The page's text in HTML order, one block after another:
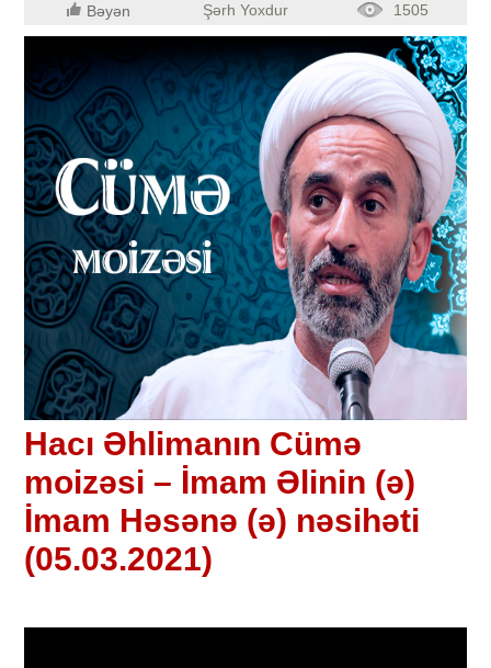
Bəyən Şərh Yoxdur 1505
Hacı Əhlimanın Cümə
moizəsi – İmam Əlinin (ə)
İmam Həsənə (ə) nəsihəti
(05.03.2021)